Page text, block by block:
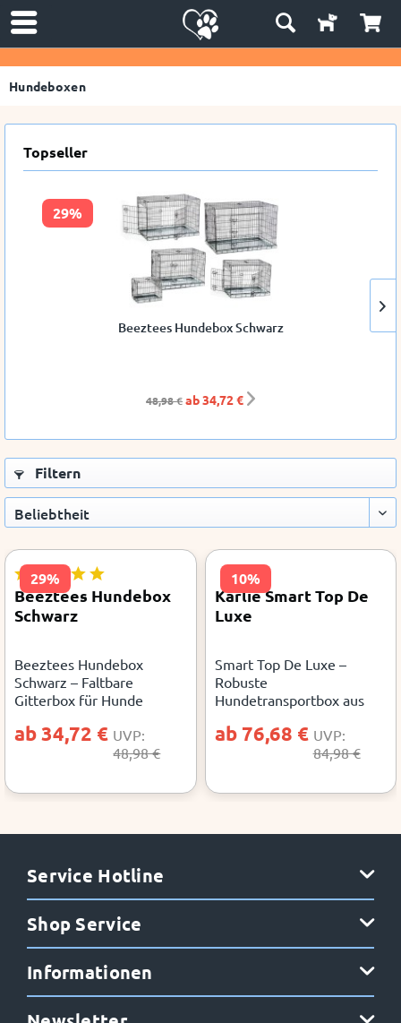
Hundeboxen
Topseller
29%
Beeztees Hundebox Schwarz
48,98 €ab 34,72 €
Filtern
29%
Beeztees Hundebox
Schwarz
Beeztees Hundebox
Schwarz – Faltbare
Gitterbox für Hunde
UVP:
48,98 €
ab 34,72 €
10%
Karlie Smart Top De
Luxe
Smart Top De Luxe –
Robuste
Hundetransportbox aus
UVP:
84,98 €
ab 76,68 €
Service Hotline
Shop Service
Informationen